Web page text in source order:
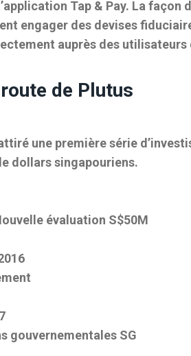
Tap & Pay. La
engager des devises
auprès des utilisateurs
de Plutus
une première série
dollars singapouriens.
évaluation S$50M
gouvernementales SG